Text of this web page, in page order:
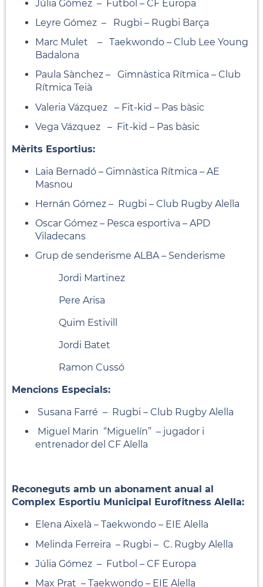
Júlia Gómez – Futbol – CF Europa
Leyre Gómez – Rugbi – Rugbi Barça
Marc Mulet – Taekwondo – Club Lee Young
Badalona
Paula Sànchez – Gimnàstica Rítmica – Club
Rítmica Teià
Valeria Vázquez – Fit-kid – Pas bàsic
Vega Vázquez – Fit-kid – Pas bàsic
Mèrits Esportius:
Laia Bernadó – Gimnàstica Rítmica – AE
Masnou
Hernán Gómez – Rugbi – Club Rugby Alella
Oscar Gómez – Pesca esportiva – APD
Viladecans
Grup de senderisme ALBA – Senderisme
Jordi Martinez
Pere Arisa
Quim Estivill
Jordi Batet
Ramon Cussó
Mencions Especials:
Susana Farré – Rugbi – Club Rugby Alella
Miguel Marin “Miguelín” – jugador i
entrenador del CF Alella
Reconeguts amb un abonament anual al
Complex Esportiu Municipal Eurofitness Alella:
Elena Aixelà – Taekwondo – EIE Alella
Melinda Ferreira – Rugbi – C. Rugby Alella
Júlia Gómez – Futbol – CF Europa
Max Prat – Taekwondo – EIE Alella